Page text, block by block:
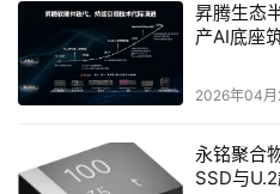
昇腾生态
产AI底座
2026年04月
永铭聚合
SSD与